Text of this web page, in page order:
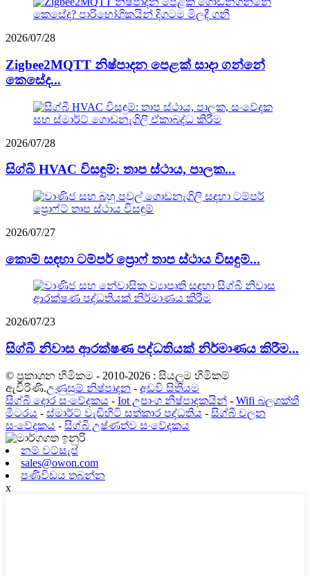
2026/07/28
Zigbee2MQTT නිෂ්පාදන පෙළක් සාදා ගන්නේ
කෙසේද...
2026/07/28
සිග්බී HVAC විසඳුම්: තාප ස්ථාය, පාලක...
2026/07/27
කොම් සඳහා ටම්පර් ප්‍රොෆ් තාප ස්ථාය විසඳුම්...
2026/07/23
සිග්බී නිවාස ආරක්ෂණ පද්ධතියක් නිර්මාණය කිරීම...
© ප්‍රකාශන හිමිකම - 2010-2026 : සියලුම හිමිකම්
ඇවිරිණි.උණුසුම් නිෂ්පාදන - අඩවි සිතියම
සිග්බී දොර සංවේදකය - Iot උපාංග නිෂ්පාදකයින් - Wifi බලශක්ති
මීටරය - ස්මාර්ට් වැඩිහිටි සත්කාර පද්ධතිය - සිග්බී චලන
සංවේදකය - සිග්බී උෂ්ණත්ව සංවේදකය
නම් වට්සැප්
sales@owon.com
පණිවිඩය තබන්න
x